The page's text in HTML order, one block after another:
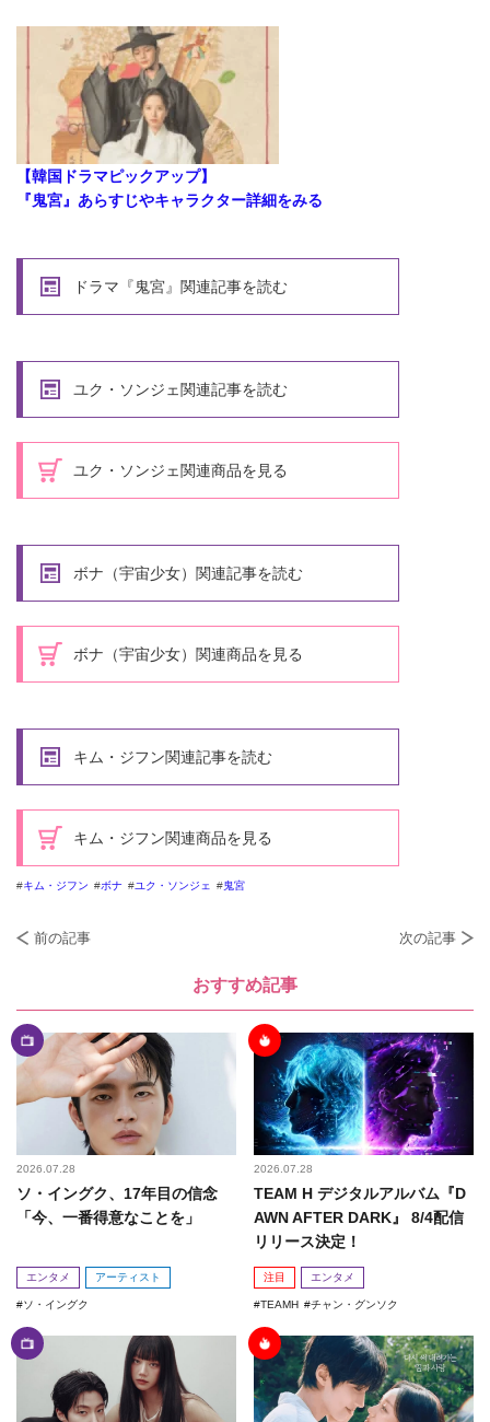
【韓国ドラマピックアップ】
『鬼宮』あらすじやキャラクター詳細をみる
ドラマ『鬼宮』関連記事を読む
ユク・ソンジェ関連記事を読む
ユク・ソンジェ関連商品を見る
ボナ（宇宙少女）関連記事を読む
ボナ（宇宙少女）関連商品を見る
キム・ジフン関連記事を読む
キム・ジフン関連商品を見る
キム・ジフン ボナ ユク・ソンジェ 鬼宮
前の記事 次の記事
おすすめ記事
2026.07.28
ソ・イングク、17年目の信念
「今、一番得意なことを」
エンタメ アーティスト
ソ・イングク
2026.07.28
TEAM H デジタルアルバム『D
AWN AFTER DARK』 8/4配信
リリース決定！
注目 エンタメ
TEAMH チャン・グンソク